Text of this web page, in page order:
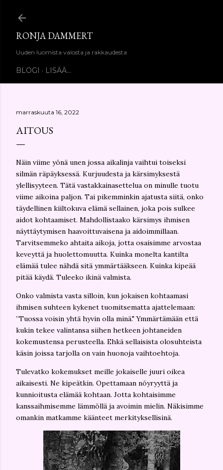
RONJA DAMMERT
Uuden luomista valosta ja rakkaudesta
BLOGI LISÄÄ…
marraskuuta 16, 2022
AITOUS
Näin viime yönä unen jossa aikalinja vaihtui toiseksi
silmän räpäyksessä. Kurjuudesta ja kärsimyksestä
ylellisyyteen. Tätä vastakkainasettelua on minulle tuotu
viime aikoina paljon. Tai pikemminkin ajatusta siitä, onko
täydellinen kiiltokuva elämä sellainen, joka pois sulkee
aidot kohtaamiset. Mahdollistaako kärsimys ihmisen
näyttäytymisen haavoittuvaisena ja aidoimmillaan.
Tarvitsemmeko ahtaita aikoja, jotta osaisimme arvostaa
keveyttä ja huolettomuutta. Kuinka monelta kantilta
elämää tulee nähdä sitä ymmärtääkseen. Kuinka kipeää
pitää käydä. Tuleeko ikinä valmista.
Onko valmista vasta silloin, kun jokaisen kohtaamasi
ihmisen suhteen kykenet tuomitsematta ajattelemaan:
”Tuossa voisin yhtä hyvin olla minä." Ymmärtämään että
kukin tekee valintansa siihen hetkeen johtaneiden
kokemustensa perusteella. Ehkä sellaisista olosuhteista
käsin joissa tarjolla on vain huonoja vaihtoehtoja.
Tulevatko kokemukset meille jokaiselle juuri oikea
aikaisesti. Ne kipeätkin. Opettamaan nöyryyttä ja
kunnioitusta elämää kohtaan. Jotta kohtaisimme
kanssaihmisemme lämmöllä ja avoimin mielin. Näkisimme
omankin matkamme käänteet merkityksellisinä.